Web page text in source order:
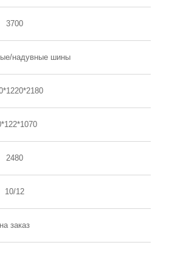
3700
надувные шины
2480
10/12
на заказ